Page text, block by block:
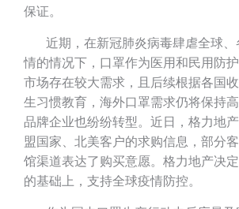
保证。
近期，在新冠肺炎病毒肆虐全球
情的情况下，口罩作为医用和民用防
市场存在较大需求，且后续根据各国
生习惯教育，海外口罩需求仍将保持
品牌企业也纷纷转型。近日，格力地
盟国家、北美客户的求购信息，部分
馆渠道表达了购买意愿。格力地产决
的基础上，支持全球疫情防控。